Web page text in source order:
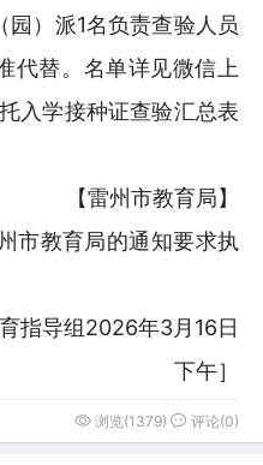
）派1名负责查验人员
代替。名单详见微信上
入学接种证查验汇总表
【雷州市教育局】
市教育局的通知要求执
指导组2026年3月16日
下午］
浏览(1379) 评论(0)